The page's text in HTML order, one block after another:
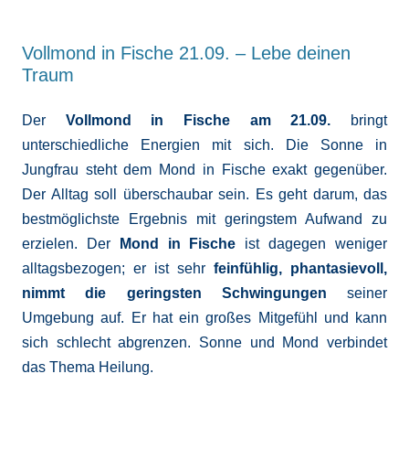
Vollmond in Fische 21.09. – Lebe deinen
Traum
Der Vollmond in Fische am 21.09. bringt
unterschiedliche Energien mit sich. Die Sonne in
Jungfrau steht dem Mond in Fische exakt gegenüber.
Der Alltag soll überschaubar sein. Es geht darum, das
bestmöglichste Ergebnis mit geringstem Aufwand zu
erzielen. Der
Mond in Fische ist dagegen weniger
alltagsbezogen; er ist sehr feinfühlig, phantasievoll,
nimmt die geringsten Schwingungen seiner
Umgebung auf. Er hat ein großes Mitgefühl und kann
sich schlecht abgrenzen. Sonne und Mond verbindet
das Thema Heilung.